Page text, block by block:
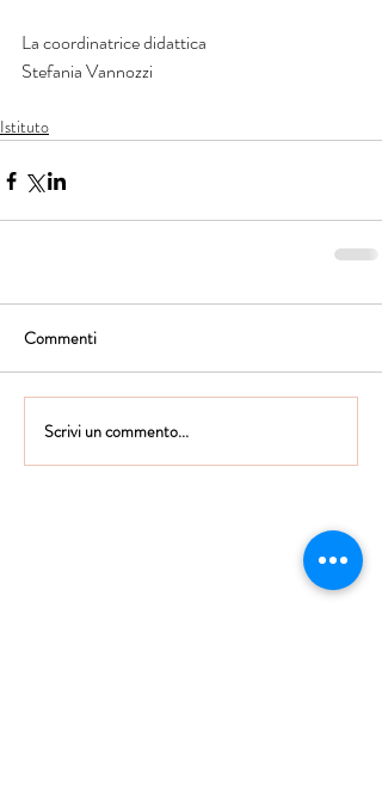
La coordinatrice didattica
Stefania Vannozzi
Istituto
Commenti
Scrivi un commento...
CONTATTACI